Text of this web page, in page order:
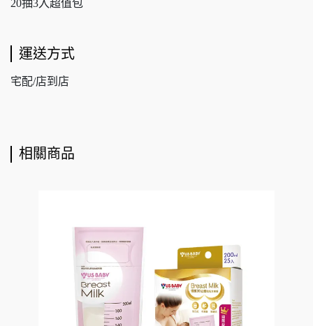
20抽3入超值包
運送方式
宅配/店到店
相關商品